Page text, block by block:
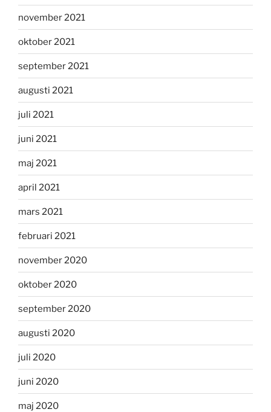
november 2021
oktober 2021
september 2021
augusti 2021
juli 2021
juni 2021
maj 2021
april 2021
mars 2021
februari 2021
november 2020
oktober 2020
september 2020
augusti 2020
juli 2020
juni 2020
maj 2020